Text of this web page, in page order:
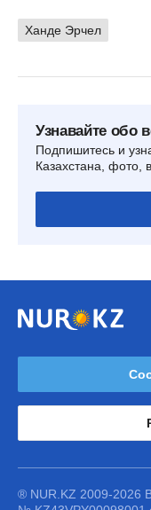
Ханде Эрчел
Узнавайте обо
Подпишитесь и
Казахстана, фото,
® NUR.KZ 2009-2026